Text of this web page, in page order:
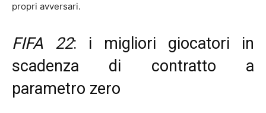
propri avversari.
FIFA 22: i migliori giocatori in
scadenza di contratto a
parametro zero